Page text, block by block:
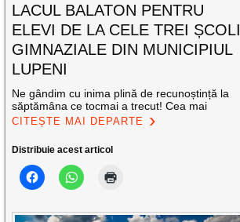
LACUL BALATON PENTRU
ELEVI DE LA CELE TREI ȘCOLI
GIMNAZIALE DIN MUNICIPIUL
LUPENI
Ne gândim cu inima plină de recunoștință la
săptămâna ce tocmai a trecut! Cea mai
CITEȘTE MAI DEPARTE
Distribuie acest articol